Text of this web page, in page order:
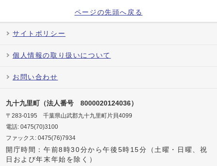
ページの先頭へ戻る
サイトポリシー
個人情報の取り扱いについて
お問い合わせ
九十九里町（法人番号 8000020124036）
〒283-0195 千葉県山武郡九十九里町片貝4099
電話: 0475(70)3100
ファックス: 0475(76)7934
開庁時間：午前8時30分から午後5時15分（土曜・日曜、祝
日および年末年始を除く）